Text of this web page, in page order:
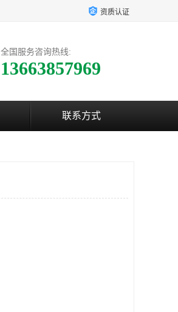
资质认证
全国服务咨询热线:
13663857969
联系方式